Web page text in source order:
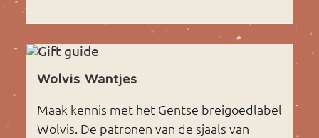
Wolvis Wantjes
Maak kennis met het Gentse breigoedlabel
Wolvis. De patronen van de sjaals van